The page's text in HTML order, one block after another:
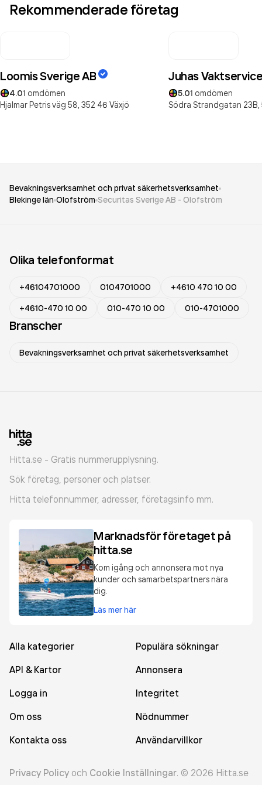
Rekommenderade företag
Loomis Sverige AB
4.01 omdömen
Hjalmar Petris väg 58, 352 46 Växjö
Juhas
5.01 omdömen
Södra Strandgatan 23B,
Bevakningsverksamhet och privat säkerhetsverksamhet
Blekinge län Olofström Securitas Sverige AB - Olofström
Olika telefonformat
+46104701000 0104701000
+4610 470 10 00
+4610-470 10 00
010-470 10 00 010-4701000
Branscher
Bevakningsverksamhet och privat säkerhetsverksamhet
Hitta.se - Gratis nummerupplysning.
Sök företag, personer och platser.
Hitta telefonnummer, adresser, företagsinfo mm.
Marknadsför företaget på
hitta.se
Kom igång och annonsera mot nya
kunder och samarbetspartners nära
dig.
Läs mer här
Alla kategorier
Populära sökningar
API & Kartor
Annonsera
Logga in
Integritet
Om oss
Nödnummer
Kontakta oss
Användarvillkor
Privacy Policy och Cookie Inställningar. © 2026 Hitta.se